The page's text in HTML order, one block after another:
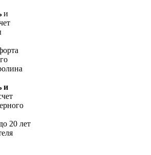
и
и
20 лет